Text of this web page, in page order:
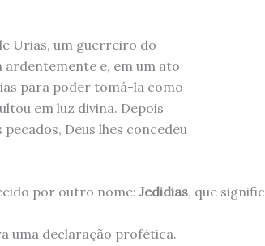
Urias, um guerreiro do
ardentemente e, em um ato
para poder tomá-la como
em luz divina. Depois
Deus lhes concedeu
por outro nome: Jedidias, que
uma declaração profética.